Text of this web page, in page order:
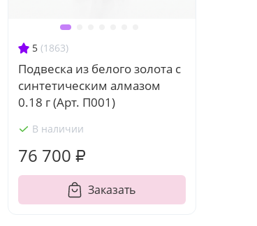
5 (1863)
Подвеска из белого золота с
синтетическим алмазом
0.18 г (Арт. П001)
В наличии
76 700 ₽
Заказать